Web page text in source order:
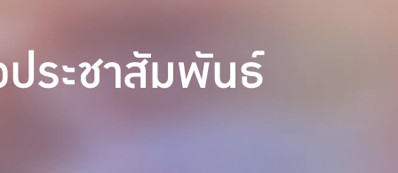
ประชาสัมพันธ์